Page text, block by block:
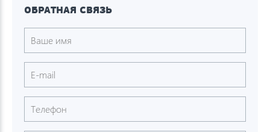
ОБРАТНАЯ СВЯЗЬ